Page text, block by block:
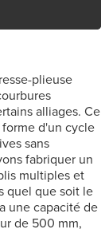
plieuse
alliages. Ce
d'un cycle
sans
fabriquer un
multiples et
quel que soit le
une capacité de
de 500 mm,